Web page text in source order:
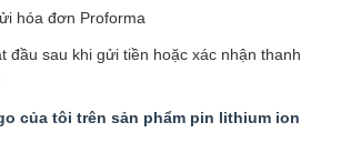
hóa đơn Proforma
đầu sau khi gửi tiền hoặc xác nhận thanh
của tôi trên sản phẩm pin lithium ion